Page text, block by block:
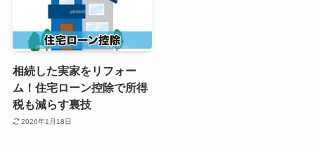
相続した実家をリフォー
ム！住宅ローン控除で所得
税も減らす裏技
2026年1月18日